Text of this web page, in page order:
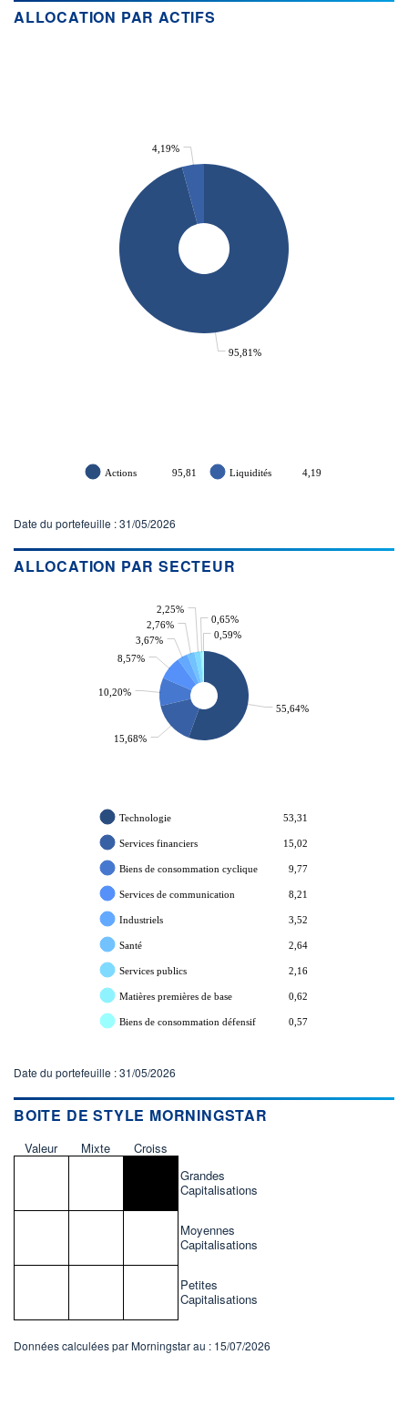
ALLOCATION PAR ACTIFS
95,81%
4,19%
Actions 95,81 Liquidités 4,19
Date du portefeuille : 31/05/2026
ALLOCATION PAR SECTEUR
55,64%
15,68%
10,20%
8,57%
3,67%
2,76%
2,25%
0,65%
0,59%
Technologie 53,31
Services financiers 15,02
Biens de consommation cyclique 9,77
Services de communication 8,21
Industriels 3,52
Santé 2,64
Services publics 2,16
Matières premières de base 0,62
Biens de consommation défensif 0,57
Date du portefeuille : 31/05/2026
BOITE DE STYLE MORNINGSTAR
Valeur Mixte
Croiss
Grandes
Capitalisations
Moyennes
Capitalisations
Petites
Capitalisations
Données calculées par Morningstar au : 15/07/2026